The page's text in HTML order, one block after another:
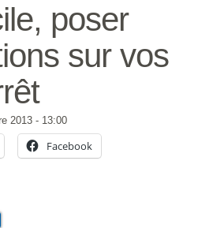
poser
sur vos
2013 - 13:00
Facebook